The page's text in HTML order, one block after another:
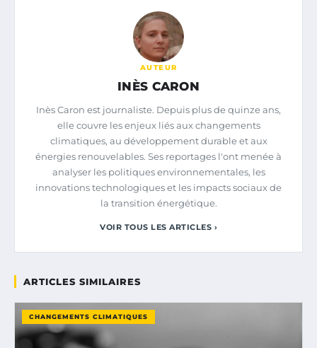
AUTEUR
INÈS CARON
Inès Caron est journaliste. Depuis plus de quinze ans,
elle couvre les enjeux liés aux changements
climatiques, au développement durable et aux
énergies renouvelables. Ses reportages l'ont menée à
analyser les politiques environnementales, les
innovations technologiques et les impacts sociaux de
la transition énergétique.
VOIR TOUS LES ARTICLES ›
ARTICLES SIMILAIRES
CHANGEMENTS CLIMATIQUES